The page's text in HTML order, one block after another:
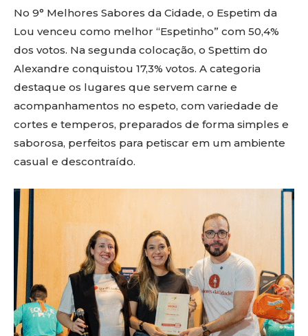
No 9° Melhores Sabores da Cidade, o Espetim da
Lou venceu como melhor “Espetinho” com 50,4%
dos votos. Na segunda colocação, o Spettim do
Alexandre conquistou 17,3% votos. A categoria
destaque os lugares que servem carne e
acompanhamentos no espeto, com variedade de
cortes e temperos, preparados de forma simples e
saborosa, perfeitos para petiscar em um ambiente
casual e descontraído.